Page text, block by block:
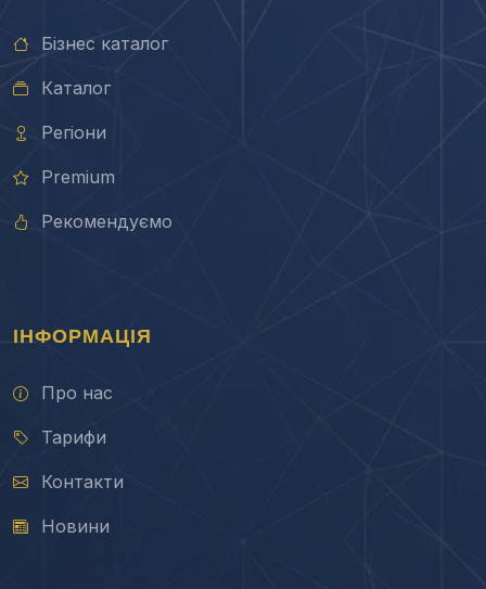
Бізнес каталог
Каталог
Регіони
Premium
Рекомендуємо
ІНФОРМАЦІЯ
Про нас
Тарифи
Контакти
Новини